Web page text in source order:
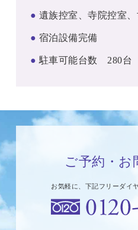
● 遺族控室、寺院控室
● 宿泊設備完備
●駐車可能台数 280台
ご予約・お
お気軽に、下記フリーダイ